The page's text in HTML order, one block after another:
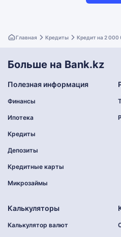
Главная Кредиты Кредит на 2 000
Больше на Bank.kz
Полезная информация
Финансы
Ипотека
Кредиты
Депозиты
Кредитные карты
Микрозаймы
Калькуляторы
Калькулятор валют